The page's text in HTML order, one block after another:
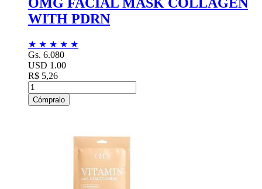
WITH PDRN
★ ★ ★ ★ ★
Gs. 6.080
USD 1.00
R$ 5,26
Cómpralo